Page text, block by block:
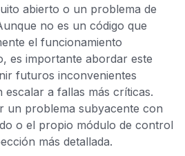
abierto o un problema de
no es un código que
el funcionamiento
es importante abordar este
futuros inconvenientes
escalar a fallas más críticas.
un problema subyacente con
o el propio módulo de control
más detallada.